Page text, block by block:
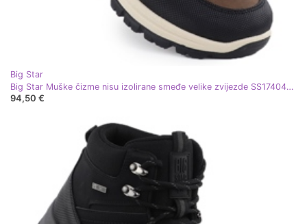
Big Star
Big Star Muške čizme nisu izolirane smeđe velike zvijezde SS174049 smeđa
94,50 €